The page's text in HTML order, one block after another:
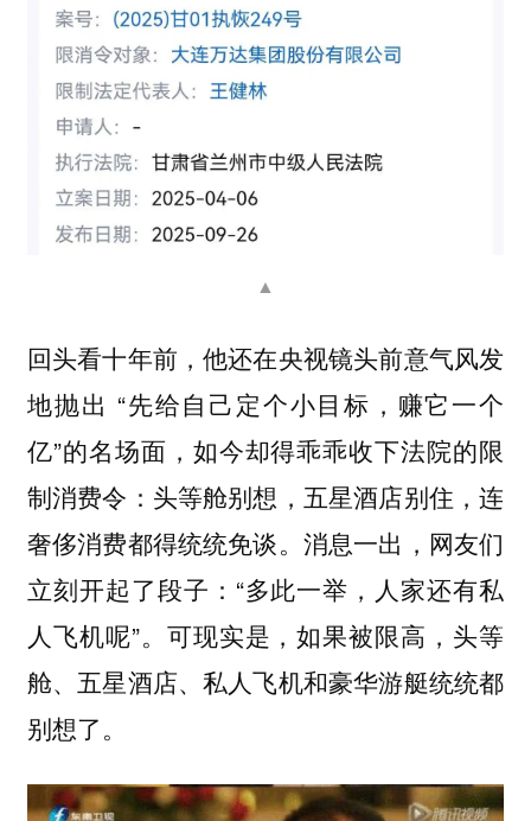
▲
回头看十年前，他还在央视镜头前意气风发
地抛出 “先给自己定个小目标，赚它一个
亿”的名场面，如今却得乖乖收下法院的限
制消费令：头等舱别想，五星酒店别住，连
奢侈消费都得统统免谈。消息一出，网友们
立刻开起了段子：“多此一举，人家还有私
人飞机呢”。可现实是，如果被限高，头等
舱、五星酒店、私人飞机和豪华游艇统统都
别想了。